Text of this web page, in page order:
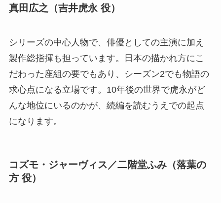
真田広之（吉井虎永 役）
シリーズの中心人物で、俳優としての主演に加え
製作総指揮も担っています。日本の描かれ方にこ
だわった座組の要でもあり、シーズン2でも物語の
求心点になる立場です。10年後の世界で虎永がど
んな地位にいるのかが、続編を読むうえでの起点
になります。
コズモ・ジャーヴィス／二階堂ふみ（落葉の
方 役）